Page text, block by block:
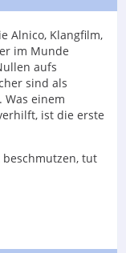
Alnico, Klangfilm,
im Munde
aufs
sind als
einem
ist die erste
tut